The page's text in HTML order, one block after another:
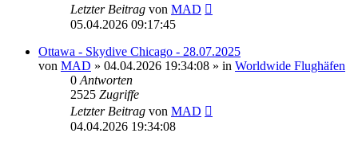
Letzter Beitrag von MAD
05.04.2026 09:17:45
Ottawa - Skydive Chicago - 28.07.2025
von MAD » 04.04.2026 19:34:08 » in Worldwide Flughäfen
0 Antworten
2525 Zugriffe
Letzter Beitrag von MAD
04.04.2026 19:34:08